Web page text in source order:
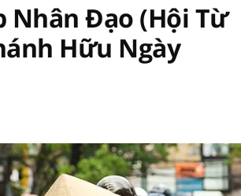
Nhân Đạo (Hội Từ
Hữu Ngày